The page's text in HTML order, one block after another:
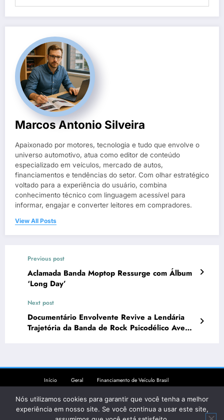
Marcos Antonio Silveira
Apaixonado por motores, tecnologia e tudo que envolve o
universo automotivo, atua como editor de conteúdo
especializado em veículos, mercado de autos,
financiamentos e tendências do setor. Com olhar estratégico
voltado para a experiência do usuário, combina
conhecimento técnico com linguagem acessível para
informar, engajar e converter leitores em compradores.
View All Posts
Previous post
Aclamada Banda Moptop Ressurge com Álbum
‘Long Day’
Next post
Documentário Envolvente Revive a Lendária
Trajetória da Banda de Rock Psicodélico Ave
Início Geral
Financiamento de Veículo Brasil
Comparativos de SUVs
Comparativo Custo-Benefício
Comparativo de SUVs
Carro Por Assinatura
Ganhar Dinheiro
Games Apps Reviews Empréstimos
Nós utilizamos cookies para garantir que você tenha a melhor
experiência em nosso site. Se você continua a usar este site,